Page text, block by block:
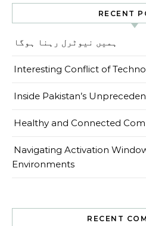
RECENT
ہمیں نیوٹرل رہنا ہوگا
Interesting Conflict of
Inside Pakistan’s
Healthy and Connected
Navigating Activation
Environments
RECENT